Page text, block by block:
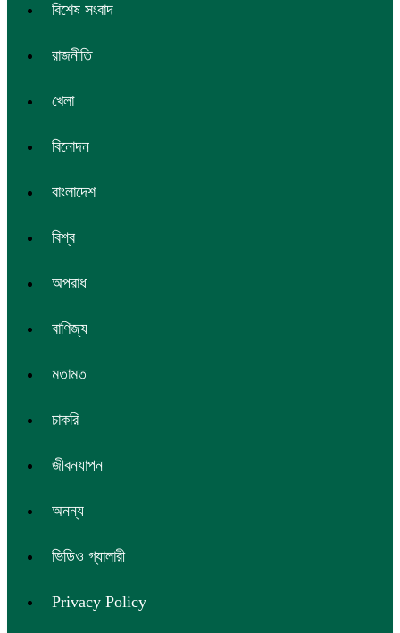
বিশেষ সংবাদ
রাজনীতি
খেলা
বিনোদন
বাংলাদেশ
বিশ্ব
অপরাধ
বাণিজ্য
মতামত
চাকরি
জীবনযাপন
অনন্য
ভিডিও গ্যালারী
Privacy Policy